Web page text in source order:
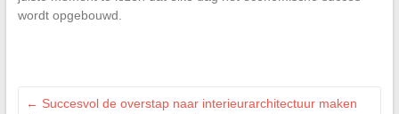
wordt opgebouwd.
← Succesvol de overstap naar interieurarchitectuur maken